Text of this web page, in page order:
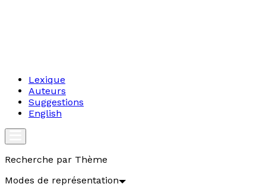
Lexique
Auteurs
Suggestions
English
Recherche par Thème
Modes de représentation